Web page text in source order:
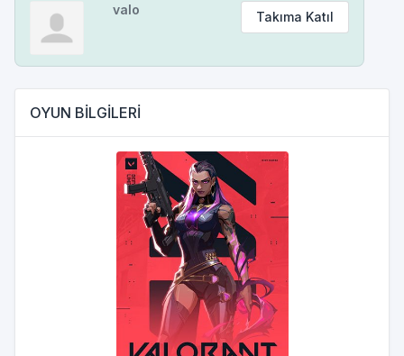
valo Takıma Katıl
OYUN BİLGİLERİ